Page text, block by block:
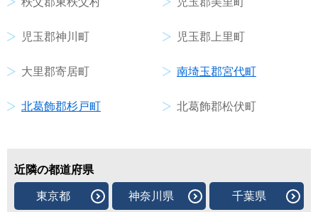
児玉郡神川町 児玉郡上里町
大里郡寄居町 南埼玉郡宮代町
北葛飾郡杉戸町 北葛飾郡松伏町
近隣の都道府県
東京都 神奈川県 千葉県